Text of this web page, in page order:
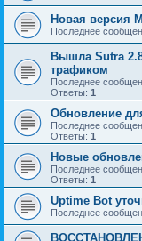
Новая версия
Последнее
Вышла Sutra
трафиком
Последнее
Ответы: 1
Обновление
Последнее
Ответы: 1
Новые
Последнее
Ответы: 1
Uptime Bot
Последнее